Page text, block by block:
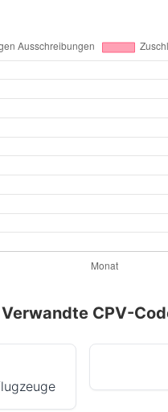
Verwandte CPV-